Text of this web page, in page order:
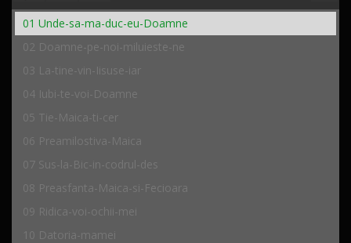
01 Unde-sa-ma-duc-eu-Doamne
02 Doamne-pe-noi-miluieste-ne
03 La-tine-vin-Iisuse-iar
04 Iubi-te-voi-Doamne
05 Tie-Maica-ti-cer
06 Preamilostiva-Maica
07 Sus-la-Bic-in-codrul-des
08 Preasfanta-Maica-si-Fecioara
09 Ridica-voi-ochii-mei
10 Datoria-mamei